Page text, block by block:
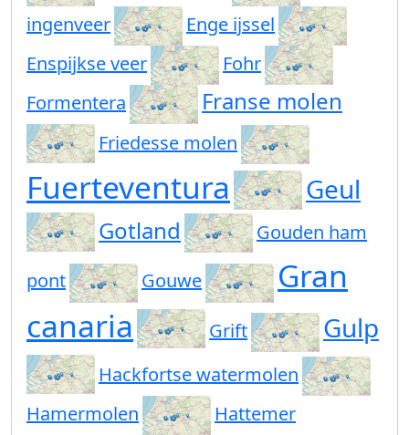
ingenveer
Enge ijssel
Enspijkse veer
Fohr
Formentera
Franse molen
Friedesse molen
Fuerteventura Geul
Gotland
Gouden ham
pont
Gouwe
Gran
canaria
Grift Gulp
Hackfortse watermolen
Hamermolen
Hattemer